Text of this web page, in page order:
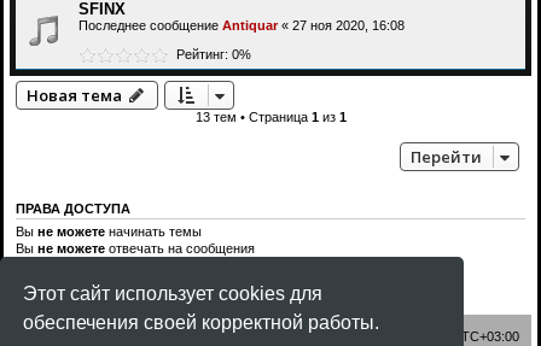
Этот сайт использует cookies для
обеспечения своей корректной работы.
SFINX
Последнее сообщение Antiquar« 27 ноя 2020, 16:08
Рейтинг: 0%
Новая тема
13 тем • Страница 1из 1
Перейти
ПРАВА ДОСТУПА
Вы не можете начинать темы
Вы не можете отвечать на сообщения
не можете
Вы не можете добавлять вложения
UTC+03:00